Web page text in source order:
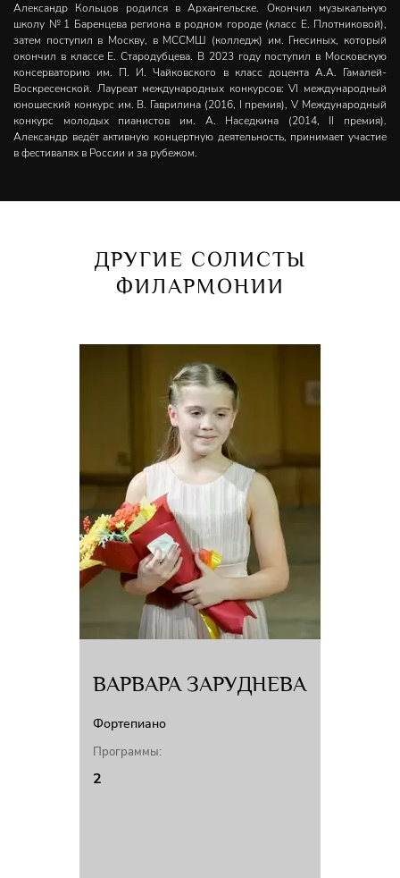
Александр Кольцов родился в Архангельске. Окончил музыкальную
школу № 1 Баренцева региона в родном городе (класс Е. Плотниковой),
затем поступил в Москву, в МССМШ (колледж) им. Гнесиных, который
окончил в классе Е. Стародубцева. В 2023 году поступил в Московскую
консерваторию им. П. И. Чайковского в класс доцента А.А. Гамалей-
Воскресенской. Лауреат международных конкурсов: VI международный
юношеский конкурс им. В. Гаврилина (2016, I премия), V Международный
конкурс молодых пианистов им. А. Наседкина (2014, II премия).
Александр ведёт активную концертную деятельность, принимает участие
в фестивалях в России и за рубежом.
ДРУГИЕ СОЛИСТЫ
ФИЛАРМОНИИ
ВАРВАРА ЗАРУДНЕВА
Фортепиано
Программы:
2